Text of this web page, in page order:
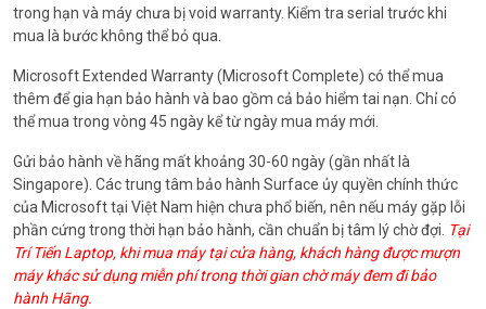
trong hạn và máy chưa bị void warranty. Kiểm tra serial trước khi
mua là bước không thể bỏ qua.
Microsoft Extended Warranty (Microsoft Complete) có thể mua
thêm để gia hạn bảo hành và bao gồm cả bảo hiểm tai nạn. Chỉ có
thể mua trong vòng 45 ngày kể từ ngày mua máy mới.
Gửi bảo hành về hãng mất khoảng 30-60 ngày (gần nhất là
Singapore). Các trung tâm bảo hành Surface ủy quyền chính thức
của Microsoft tại Việt Nam hiện chưa phổ biến, nên nếu máy gặp lỗi
phần cứng trong thời hạn bảo hành, cần chuẩn bị tâm lý chờ đợi. Tại
Trí Tiến Laptop, khi mua máy tại cửa hàng, khách hàng được mượn
máy khác sử dụng miễn phí trong thời gian chờ máy đem đi bảo
hành Hãng.